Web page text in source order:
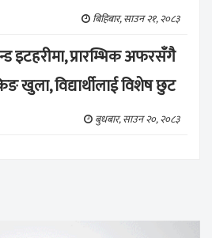
बिहिबार, साउन २१, २०८३
इटहरीमा, प्रारम्भिक अफरसँगै
खुला, विद्यार्थीलाई विशेष छुट
बुधबार, साउन २०, २०८३